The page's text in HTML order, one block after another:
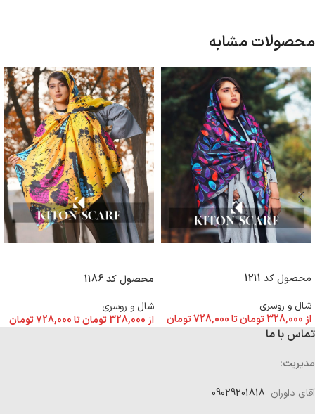
محصولات مشابه
محصول کد 1211
شال و روسری
از 328,000تومانتا728,000تومان
محصول کد 1186
شال و روسری
از 328,000تومانتا728,000تومان
تماس با ما
مدیریت:
آقای داوران